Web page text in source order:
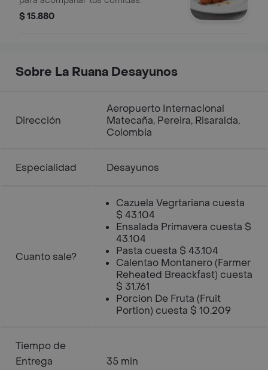
$ 15.880
Sobre La Ruana Desayunos
Dirección
Aeropuerto Internacional
Matecaña, Pereira, Risaralda,
Colombia
Especialidad Desayunos
Cuanto sale?
Cazuela Vegrtariana cuesta
$ 43.104
Ensalada Primavera cuesta $
43.104
Pasta cuesta $ 43.104
Calentao Montanero (Farmer
Reheated Breackfast) cuesta
$ 31.761
Porcion De Fruta (Fruit
Portion) cuesta $ 10.209
Tiempo de
Entrega
35 min